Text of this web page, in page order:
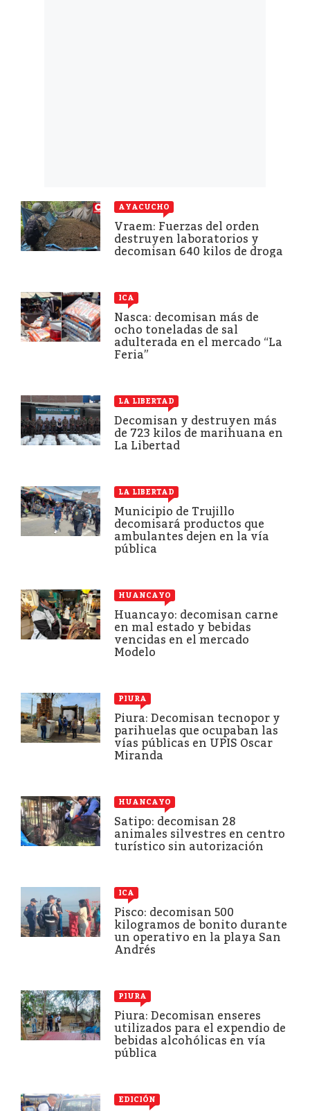
AYACUCHO
Vraem: Fuerzas del orden
destruyen laboratorios y
decomisan 640 kilos de droga
ICA
Nasca: decomisan más de
ocho toneladas de sal
adulterada en el mercado “La
Feria”
LA LIBERTAD
Decomisan y destruyen más
de 723 kilos de marihuana en
La Libertad
LA LIBERTAD
Municipio de Trujillo
decomisará productos que
ambulantes dejen en la vía
pública
HUANCAYO
Huancayo: decomisan carne
en mal estado y bebidas
vencidas en el mercado
Modelo
PIURA
Piura: Decomisan tecnopor y
parihuelas que ocupaban las
vías públicas en UPIS Oscar
Miranda
HUANCAYO
Satipo: decomisan 28
animales silvestres en centro
turístico sin autorización
ICA
Pisco: decomisan 500
kilogramos de bonito durante
un operativo en la playa San
Andrés
PIURA
Piura: Decomisan enseres
utilizados para el expendio de
bebidas alcohólicas en vía
pública
EDICIÓN